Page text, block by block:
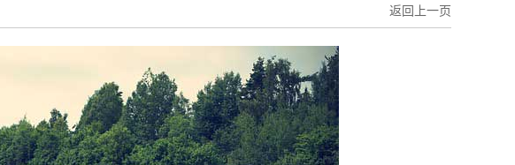
返回上一页